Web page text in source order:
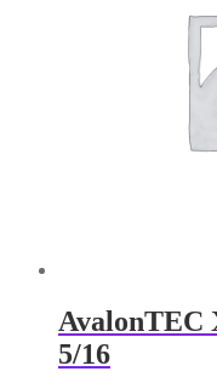
AvalonTEC
5/16